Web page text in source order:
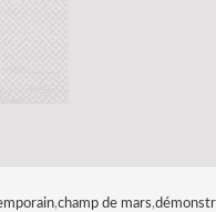
,champ de mars,